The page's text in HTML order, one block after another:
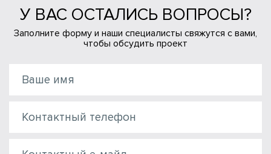
У ВАС ОСТАЛИСЬ ВОПРОСЫ?
Заполните форму и наши специалисты свяжутся с вами,
чтобы обсудить проект